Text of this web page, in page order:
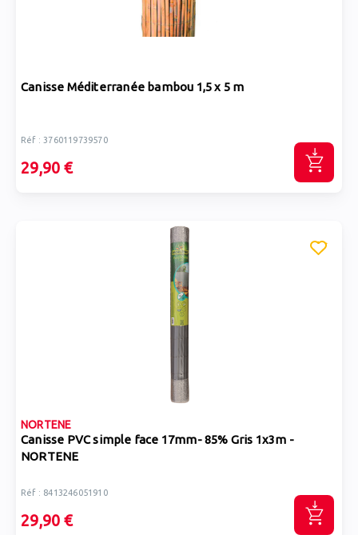
Canisse Méditerranée bambou 1,5 x 5 m
Réf : 3760119739570
29,90 €
NORTENE
Canisse PVC simple face 17mm- 85% Gris 1x3m -
NORTENE
Réf : 8413246051910
29,90 €